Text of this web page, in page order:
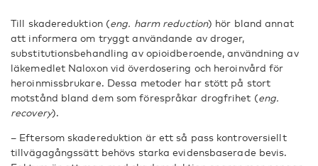
Till skadereduktion (eng. harm reduction) hör bland annat
att informera om tryggt användande av droger,
substitutionsbehandling av opioidberoende, användning av
läkemedlet Naloxon vid överdosering och heroinvård för
heroinmissbrukare. Dessa metoder har stött på stort
motstånd bland dem som förespråkar drogfrihet (eng.
recovery).
– Eftersom skadereduktion är ett så pass kontroversiellt
tillvägagångssätt behövs starka evidensbaserade bevis.